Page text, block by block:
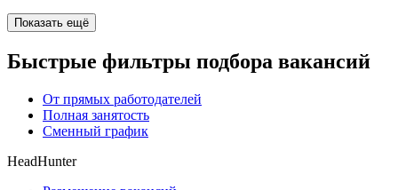
Показать ещё
Быстрые фильтры подбора вакансий
От прямых работодателей
Полная занятость
Сменный график
HeadHunter